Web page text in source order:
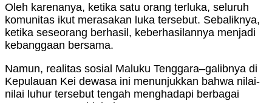
Oleh karenanya, ketika satu orang terluka, seluruh
komunitas ikut merasakan luka tersebut. Sebaliknya,
ketika seseorang berhasil, keberhasilannya menjadi
kebanggaan bersama.
Namun, realitas sosial Maluku Tenggara–galibnya di
Kepulauan Kei dewasa ini menunjukkan bahwa nilai-
nilai luhur tersebut tengah menghadapi berbagai